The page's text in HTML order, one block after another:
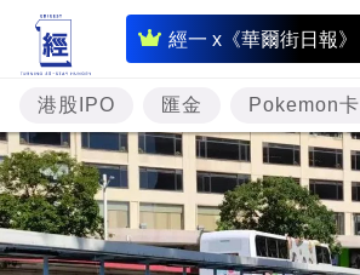
經一 x《華爾街日報》
即
時
財
經
專
題
投
港股IPO 匯金 Pokemon卡